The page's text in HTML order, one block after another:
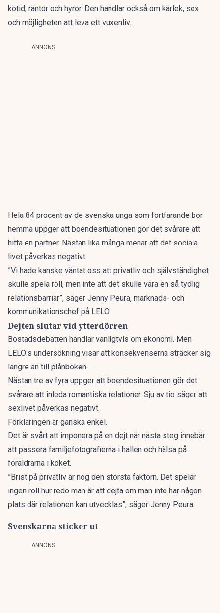
kötid, räntor och hyror. Den handlar också om kärlek, sex
och möjligheten att leva ett vuxenliv.
ANNONS
Hela 84 procent av de svenska unga som fortfarande bor
hemma uppger att boendesituationen gör det svårare att
hitta en partner. Nästan lika många menar att det sociala
livet påverkas negativt.
”Vi hade kanske väntat oss att privatliv och självständighet
skulle spela roll, men inte att det skulle vara en så tydlig
relationsbarriär”, säger Jenny Peura, marknads- och
kommunikationschef på LELO.
Dejten slutar vid ytterdörren
Bostadsdebatten handlar vanligtvis om ekonomi. Men
LELO:s undersökning visar att konsekvenserna sträcker sig
längre än till plånboken.
Nästan tre av fyra uppger att boendesituationen gör det
svårare att inleda romantiska relationer. Sju av tio säger att
sexlivet påverkas negativt.
Förklaringen är ganska enkel.
Det är svårt att imponera på en dejt när nästa steg innebär
att passera familjefotografierna i hallen och hälsa på
föräldrarna i köket.
”Brist på privatliv är nog den största faktorn. Det spelar
ingen roll hur redo man är att dejta om man inte har någon
plats där relationen kan utvecklas”, säger Jenny Peura.
Svenskarna sticker ut
ANNONS